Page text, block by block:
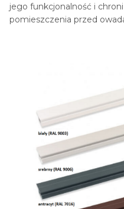
jego funkcjonalność i
pomieszczenia przed